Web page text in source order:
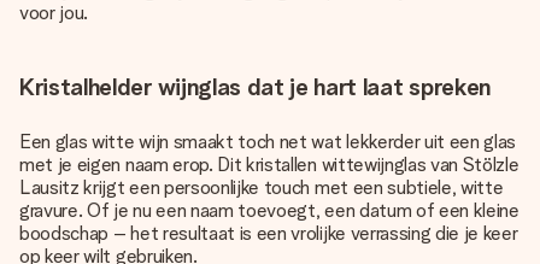
voor jou.
Kristalhelder wijnglas dat je hart laat spreken
Een glas witte wijn smaakt toch net wat lekkerder uit een glas
met je eigen naam erop. Dit kristallen wittewijnglas van Stölzle
Lausitz krijgt een persoonlijke touch met een subtiele, witte
gravure. Of je nu een naam toevoegt, een datum of een kleine
boodschap – het resultaat is een vrolijke verrassing die je keer
op keer wilt gebruiken.